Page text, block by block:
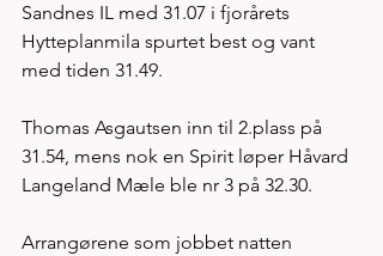
Sandnes IL med 31.07 i fjorårets
Hytteplanmila spurtet best og vant
med tiden 31.49.
Thomas Asgautsen inn til 2.plass på
31.54, mens nok en Spirit løper Håvard
Langeland Mæle ble nr 3 på 32.30.
Arrangørene som jobbet natten